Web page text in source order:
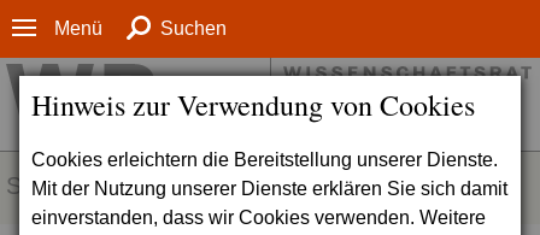
Hinweis zur Verwendung von Cookies
Cookies erleichtern die Bereitstellung unserer Dienste.
Mit der Nutzung unserer Dienste erklären Sie sich damit
einverstanden, dass wir Cookies verwenden. Weitere
Menü Suchen
SERVICE